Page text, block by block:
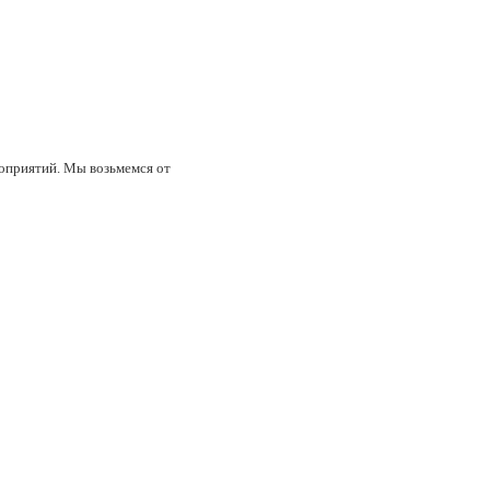
Мы возьмемся от
Кремлёвский дворец,